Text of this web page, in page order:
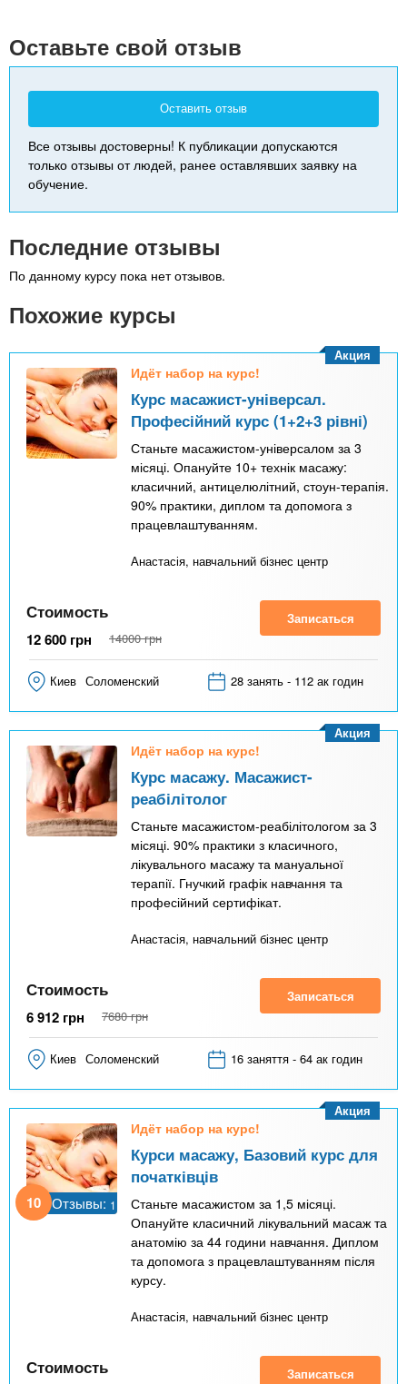
Оставьте свой отзыв
Оставить отзыв
Все отзывы достоверны! К публикации допускаются
только отзывы от людей, ранее оставлявших заявку на
обучение.
Последние отзывы
По данному курсу пока нет отзывов.
Похожие курсы
Идёт набор на курс!
Курс масажист-універсал.
Професійний курс (1+2+3 рівні)
Станьте масажистом-універсалом за 3
місяці. Опануйте 10+ технік масажу:
класичний, антицелюлітний, стоун-терапія.
90% практики, диплом та допомога з
працевлаштуванням.
Анастасія, навчальний бізнес центр
Акция
Стоимость
12 600 грн 14000 грн
Записаться
Киев Соломенский 28 занять - 112 ак годин
Идёт набор на курс!
Курс масажу. Масажист-
реабілітолог
Станьте масажистом-реабілітологом за 3
місяці. 90% практики з класичного,
лікувального масажу та мануальної
терапії. Гнучкий графік навчання та
професійний сертифікат.
Анастасія, навчальний бізнес центр
Акция
Стоимость
6 912 грн 7680 грн
Записаться
Киев Соломенский 16 заняття - 64 ак годин
10 Отзывы: 1
Идёт набор на курс!
Курси масажу, Базовий курс для
початківців
Станьте масажистом за 1,5 місяці.
Опануйте класичний лікувальний масаж та
анатомію за 44 години навчання. Диплом
та допомога з працевлаштуванням після
курсу.
Анастасія, навчальний бізнес центр
Акция
Стоимость Записаться